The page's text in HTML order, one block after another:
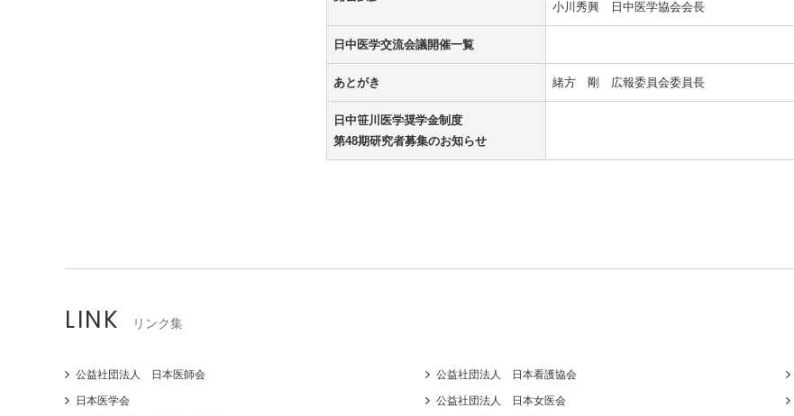
小川秀興 日中医学協会会長
日中医学交流会議開催一覧
あとがき 緒方 剛 広報委員会委員長
日中笹川医学奨学金制度
第48期研究者募集のお知らせ
LINK リンク集
公益社団法人 日本医師会
日本医学会
公益社団法人 日本看護協会
公益社団法人 日本女医会